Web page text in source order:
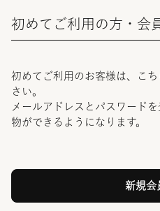
初めてご利用の方・会
初めてご利用のお客様は、こ
さい。
メールアドレスとパスワード
物ができるようになります。